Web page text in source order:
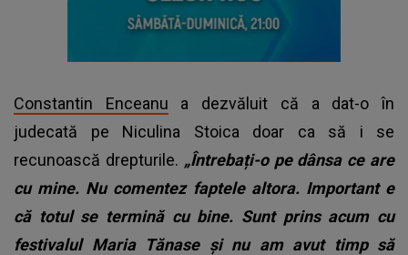
Constantin Enceanu a dezvăluit că a dat-o în
judecată pe Niculina Stoica doar ca să i se
recunoască drepturile. „Întrebați-o pe dânsa ce are
cu mine. Nu comentez faptele altora. Important e
că totul se termină cu bine. Sunt prins acum cu
festivalul Maria Tănase și nu am avut timp să